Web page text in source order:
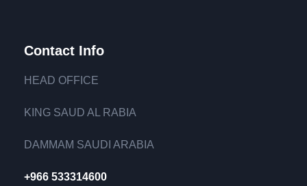
Contact Info
HEAD OFFICE
KING SAUD AL RABIA
DAMMAM SAUDI ARABIA
+966 533314600